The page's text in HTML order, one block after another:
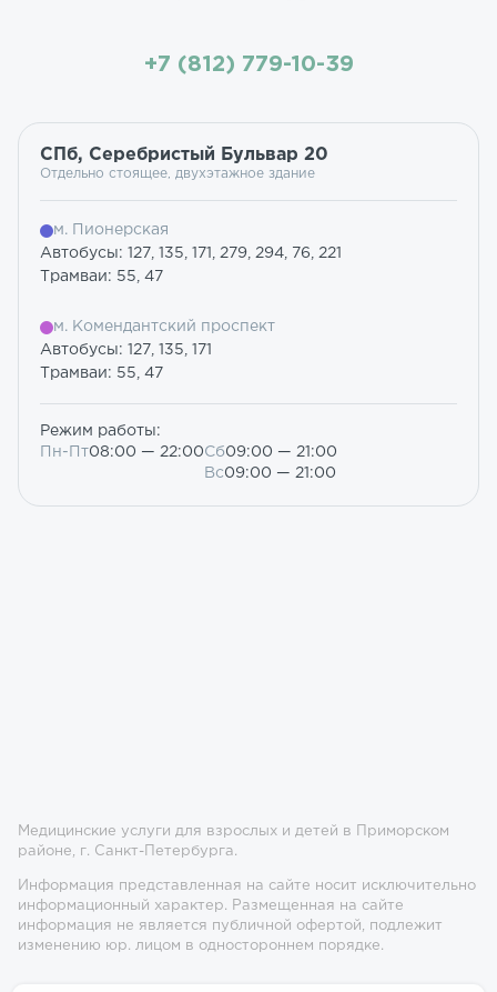
+7 (812) 779-10-39
СПб, Серебристый Бульвар 20
Отдельно стоящее, двухэтажное здание
м. Пионерская
Автобусы: 127, 135, 171, 279, 294, 76, 221
Трамваи: 55, 47
м. Комендантский проспект
Автобусы: 127, 135, 171
Трамваи: 55, 47
Режим работы:
Пн-Пт08:00 — 22:00Сб09:00 — 21:00
Вс09:00 — 21:00
Медицинские услуги для взрослых и детей в Приморском
районе, г. Санкт-Петербурга.
Информация представленная на сайте носит исключительно
информационный характер. Размещенная на сайте
информация не является публичной офертой, подлежит
изменению юр. лицом в одностороннем порядке.